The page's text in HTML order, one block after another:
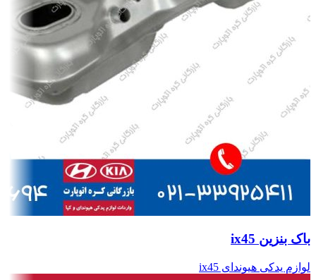
باک بنزین ix45
لوازم یدکی هیوندای ix45